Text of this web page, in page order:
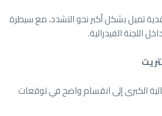
تميل بشكل أكبر نحو التشدد، مع سيطرة
اللجنة الفيدرالية.
الكبرى إلى انقسام واضح في توقعات